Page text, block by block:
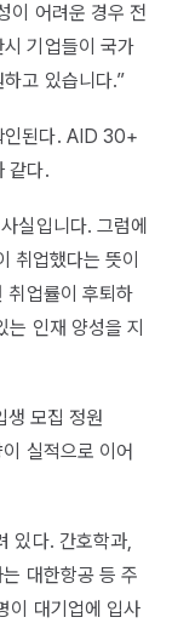
이 어려운 경우 전
기업들이 국가
고 있습니다.”
인된다. AID 30+
같다.
실입니다. 그럼에
취업했다는 뜻이
취업률이 후퇴하
인재 양성을 지
모집 정원
실적으로 이어
있다. 간호학과,
대한항공 등 주
이 대기업에 입사